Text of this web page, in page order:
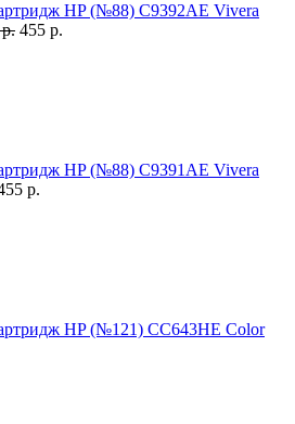
HP (№88) C9392AE Vivera
455 р.
HP (№88) C9391AE Vivera
р.
HP (№121) CC643HE Color